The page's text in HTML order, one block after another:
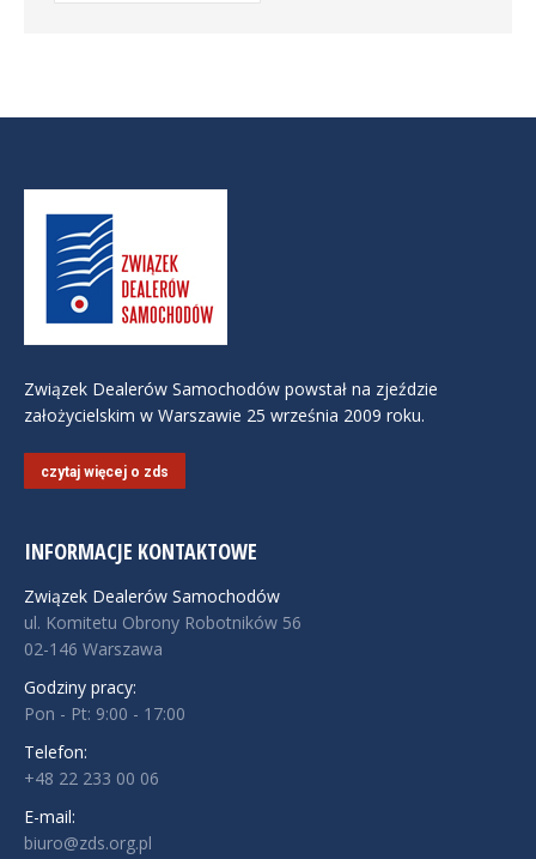
Związek Dealerów Samochodów powstał na zjeździe
założycielskim w Warszawie 25 września 2009 roku.
czytaj więcej o zds
INFORMACJE KONTAKTOWE
Związek Dealerów Samochodów
ul. Komitetu Obrony Robotników 56
02-146 Warszawa
Godziny pracy:
Pon - Pt: 9:00 - 17:00
Telefon:
+48 22 233 00 06
E-mail:
biuro@zds.org.pl